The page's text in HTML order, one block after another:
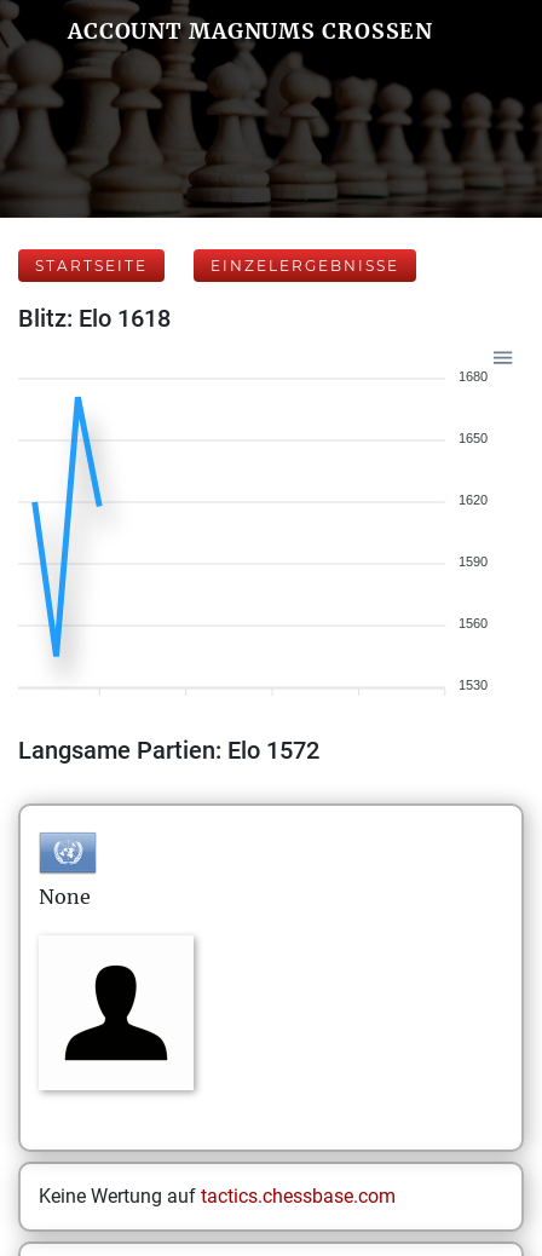
ACCOUNT MAGNUMS CROSSEN
STARTSEITE EINZELERGEBNISSE
Blitz: Elo 1618
1680
1650
1620
1590
1560
1530
Langsame Partien: Elo 1572
None
Keine Wertung auf tactics.chessbase.com